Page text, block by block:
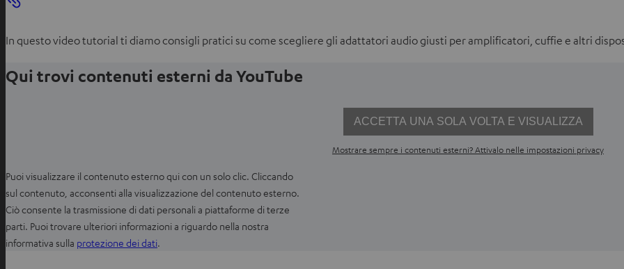
In questo video tutorial ti diamo consigli pratici su come scegliere gli adattatori audio giusti per amplificatori, cuffie e altri
Qui trovi contenuti esterni da YouTube
ACCETTA UNA SOLA VOLTA E VISUALIZZA
Mostrare sempre i contenuti esterni? Attivalo nelle impostazioni privacy
Puoi visualizzare il contenuto esterno qui con un solo clic. Cliccando
sul contenuto, acconsenti alla visualizzazione del contenuto esterno.
Ciò consente la trasmissione di dati personali a piattaforme di terze
parti. Puoi trovare ulteriori informazioni a riguardo nella nostra
informativa sulla protezione dei datiS.